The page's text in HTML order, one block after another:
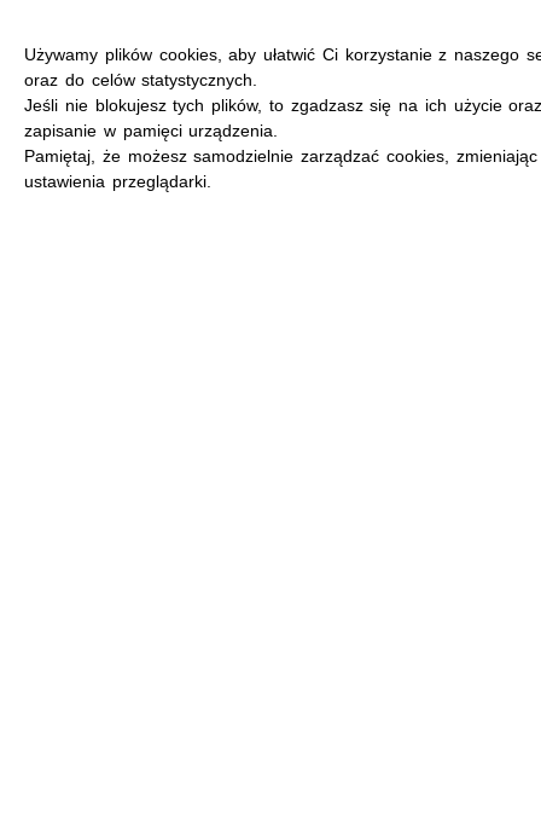
Używamy plików cookies, aby ułatwić Ci korzystanie z naszego
oraz do celów statystycznych.
Jeśli nie blokujesz tych plików, to zgadzasz się na ich użycie
zapisanie w pamięci urządzenia.
Pamiętaj, że możesz samodzielnie zarządzać cookies, zmieniając
ustawienia przeglądarki.
MENU